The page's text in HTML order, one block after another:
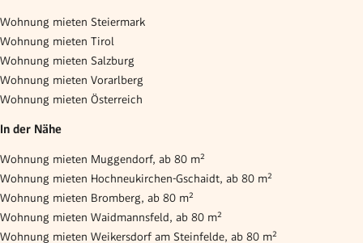
Wohnung mieten Steiermark
Wohnung mieten Tirol
Wohnung mieten Salzburg
Wohnung mieten Vorarlberg
Wohnung mieten Österreich
In der Nähe
Wohnung mieten Muggendorf, ab 80 m²
Wohnung mieten Hochneukirchen-Gschaidt, ab 80 m²
Wohnung mieten Bromberg, ab 80 m²
Wohnung mieten Waidmannsfeld, ab 80 m²
Wohnung mieten Weikersdorf am Steinfelde, ab 80 m²